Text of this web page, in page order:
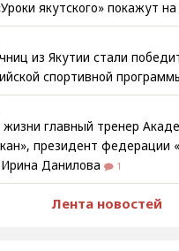
якутского» покажут
из Якутии стали
спортивной
главный тренер
президент федерации
Данилова
1
Лента новостей